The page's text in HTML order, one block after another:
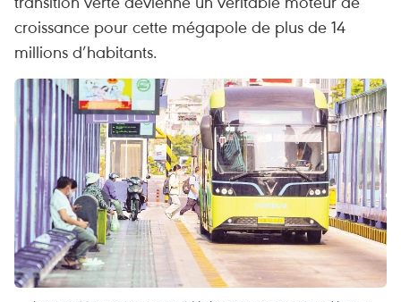
croissance pour cette mégapole de plus de 14
millions d’habitants.